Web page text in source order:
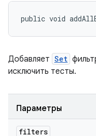
public void
Добавляет Set
исключить тесты.
Параметры
filters